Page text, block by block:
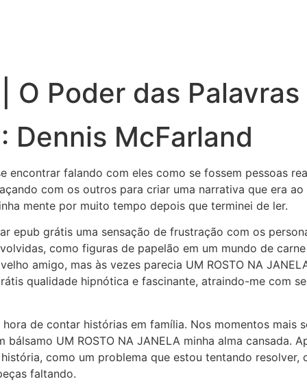
O Poder das Palavras
Dennis McFarland
falando com eles como se fossem pessoas
com os outros para criar uma narrativa que era
mente por muito tempo depois que terminei de ler.
epub grátis uma sensação de frustração com os
como figuras de papelão em um mundo de
amigo, mas às vezes parecia UM ROSTO NA
qualidade hipnótica e fascinante, atraindo-me com
de contar histórias em família. Nos momentos mais
UM ROSTO NA JANELA minha alma cansada.
como um problema que estou tentando resolver,
faltando.